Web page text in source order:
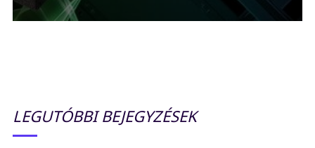
LEGUTÓBBI BEJEGYZÉSEK